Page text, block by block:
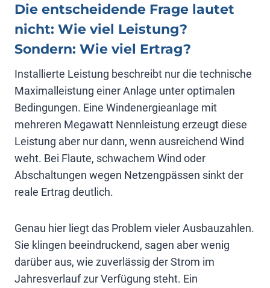
Die entscheidende Frage lautet
nicht: Wie viel Leistung?
Sondern: Wie viel Ertrag?
Installierte Leistung beschreibt nur die technische
Maximalleistung einer Anlage unter optimalen
Bedingungen. Eine Windenergieanlage mit
mehreren Megawatt Nennleistung erzeugt diese
Leistung aber nur dann, wenn ausreichend Wind
weht. Bei Flaute, schwachem Wind oder
Abschaltungen wegen Netzengpässen sinkt der
reale Ertrag deutlich.
Genau hier liegt das Problem vieler Ausbauzahlen.
Sie klingen beeindruckend, sagen aber wenig
darüber aus, wie zuverlässig der Strom im
Jahresverlauf zur Verfügung steht. Ein